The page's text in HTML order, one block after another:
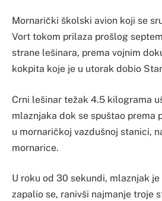
Mornarički školski avion koji se
Vort tokom prilaza prošlog
strane lešinara, prema vojnim
kokpita koje je u utorak dobio
Crni lešinar težak 4.5 kilograma
mlaznjaka dok se spuštao prema
u mornaričkoj vazdušnoj stanici,
mornarice.
U roku od 30 sekundi, mlaznjak
zapalio se, ranivši najmanje troje